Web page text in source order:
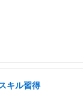
キル習得